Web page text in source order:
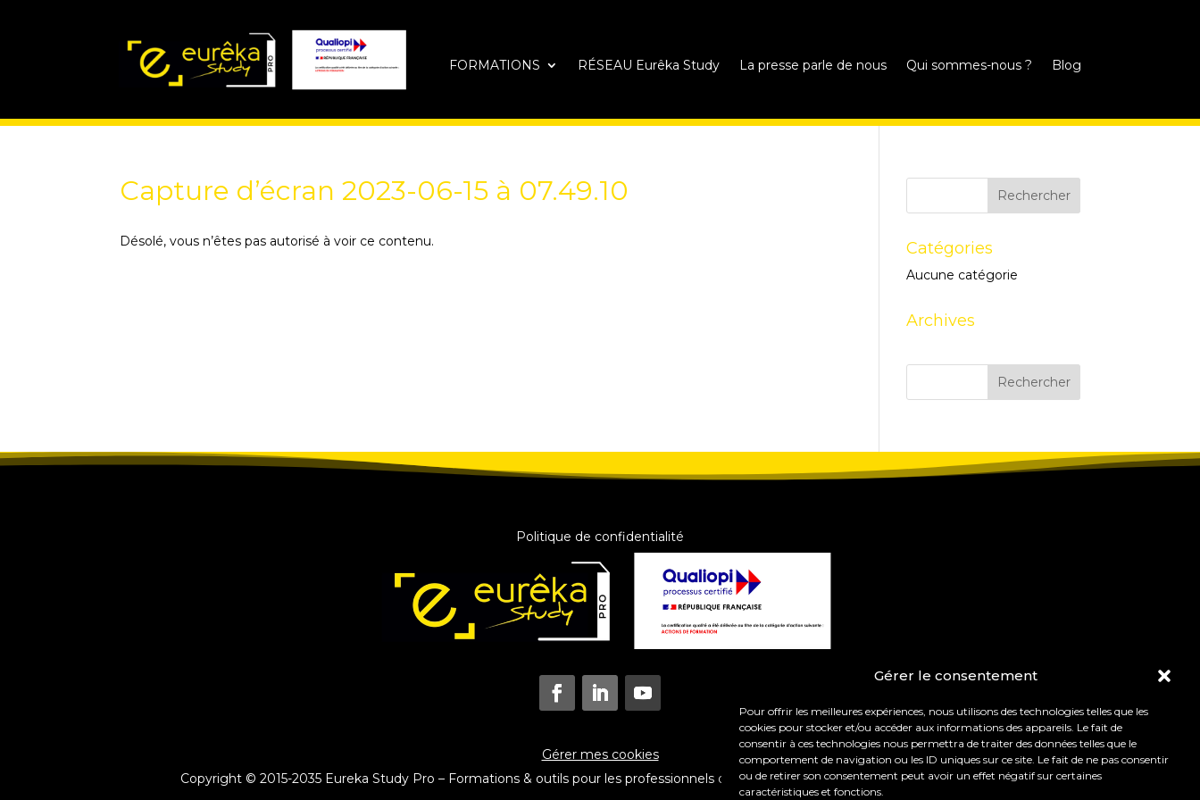
Gérer le consentement
Pour offrir les meilleures expériences, nous utilisons des technologies telles que les
cookies pour stocker et/ou accéder aux informations des appareils. Le fait de
consentir à ces technologies nous permettra de traiter des données telles que le
comportement de navigation ou les ID uniques sur ce site. Le fait de ne pas consentir
ou de retirer son consentement peut avoir un effet négatif sur certaines
caractéristiques et fonctions.
FORMATIONS RÉSEAU Eurêka Study La presse parle de nous Qui sommes-nous ? Blog
Capture d’écran 2023-06-15 à 07.49.10
Désolé, vous n’êtes pas autorisé à voir ce contenu. Catégories
Aucune catégorie
Archives
Politique de confidentialité
Gérer mes cookies
Copyright © 2015-2035 Eureka Study Pro – Formations & outils pour les professionnels du coaching et de l’orientation.Mentions légales